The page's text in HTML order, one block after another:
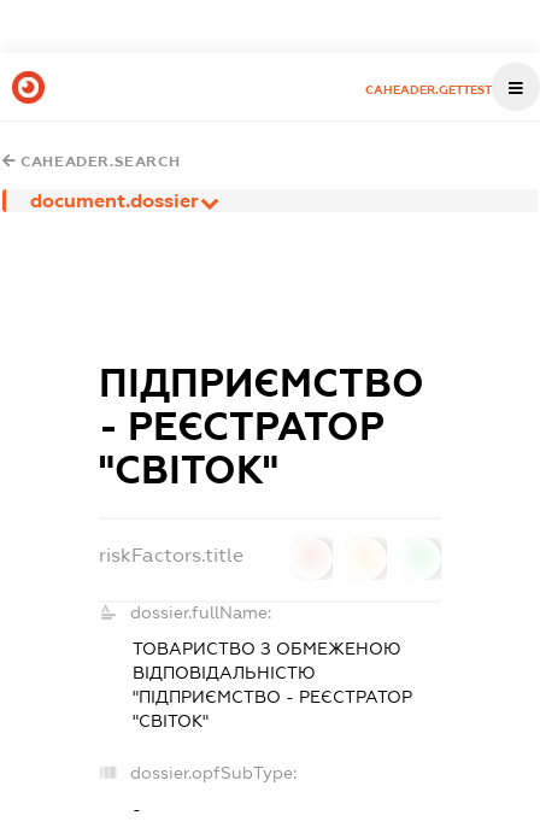
CAHEADER.GETTEST
CAHEADER.SEARCH
document.dossier
ПІДПРИЄМСТВО
- РЕЄСТРАТОР
"СВІТОК"
riskFactors.title
dossier.fullName:
ТОВАРИСТВО З ОБМЕЖЕНОЮ
ВІДПОВІДАЛЬНІСТЮ
"ПІДПРИЄМСТВО - РЕЄСТРАТОР
"СВІТОК"
dossier.opfSubType:
-